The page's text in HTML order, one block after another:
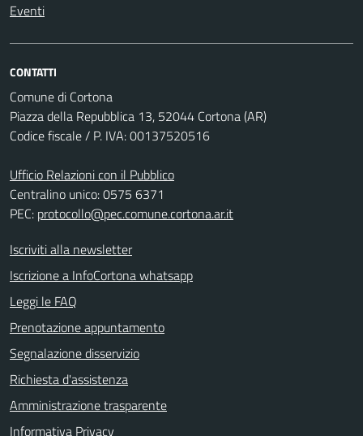
Eventi
CONTATTI
Comune di Cortona
Piazza della Repubblica 13, 52044 Cortona (AR)
Codice fiscale / P. IVA: 00137520516
Ufficio Relazioni con il Pubblico
Centralino unico: 0575 6371
PEC: protocollo@pec.comune.cortona.ar.it
Iscriviti alla newsletter
Iscrizione a InfoCortona whatsapp
Leggi le FAQ
Prenotazione appuntamento
Segnalazione disservizio
Richiesta d'assistenza
Amministrazione trasparente
Informativa Privacy